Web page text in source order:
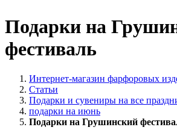
Подарки на
фестиваль
Интернет-магазин фарфоровых
Статьи
Подарки и сувениры на все
подарки на июнь
Подарки на Грушинский